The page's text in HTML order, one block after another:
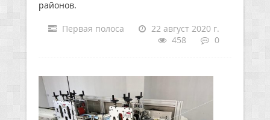
районов.
Первая полоса
22 август 2020 г.
458
0